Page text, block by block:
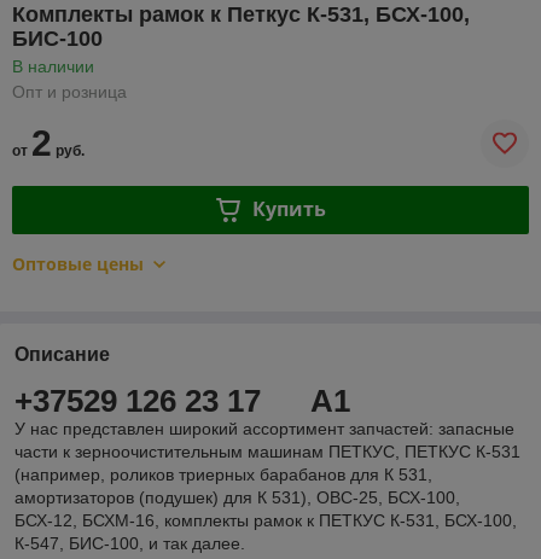
Комплекты рамок к Петкус К-531, БСХ-100,
БИС-100
В наличии
Опт и розница
от 2 руб.
Купить
Оптовые цены
Описание
+37529 126 23 17 A1
У нас представлен широкий ассортимент запчастей: запасные
части к зерноочистительным машинам ПЕТКУС, ПЕТКУС К-531
(например, роликов триерных барабанов для К 531,
амортизаторов (подушек) для К 531), ОВС-25, БСХ-100,
БСХ-12, БСХМ-16, комплекты рамок к ПЕТКУС К-531, БСХ-100,
К-547, БИС-100, и так далее.